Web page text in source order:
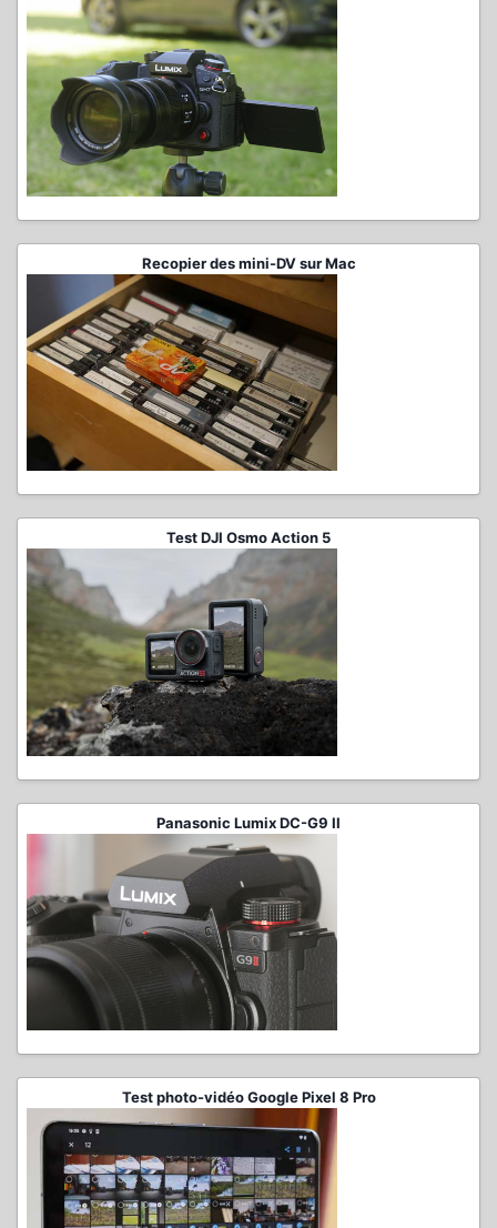
Recopier des mini-DV sur Mac
Test DJI Osmo Action 5
Panasonic Lumix DC-G9 II
Test photo-vidéo Google Pixel 8 Pro